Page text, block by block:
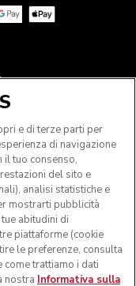
KitchenAid e il
negli Stati
e di terze parti per
di navigazione
il tuo consenso,
del sito e
analisi statistiche e
mostrarti pubblicità
abitudini di
piattaforme (cookie
le preferenze, consulta
come trattiamo i dati
nostra Informativa sulla